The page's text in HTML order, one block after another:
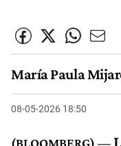
María Paula
08-05-2026 18:50